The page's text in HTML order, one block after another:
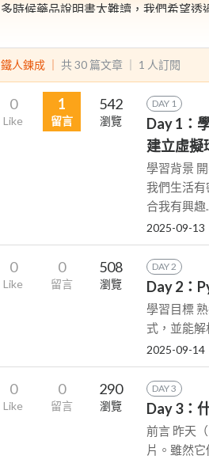
多時候藥品說明書太難讀，我們希望透
鐵人鍊成 ｜ 共 30 篇文章 ｜ 1 人訂閱
0
Like
1
留言
542
瀏覽
DAY 1
Day 1：
建立虛擬
學習背景
我們生活
合我有興趣...
2025-09-13
0
Like
0
留言
508
瀏覽
DAY 2
Day 2：
學習目標
式，並能解
2025-09-14
0
Like
0
留言
290
瀏覽
DAY 3
Day 3：
前言 昨天
片。雖然它